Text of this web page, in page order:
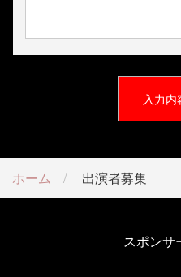
ホーム 出演者募集
スポンサ